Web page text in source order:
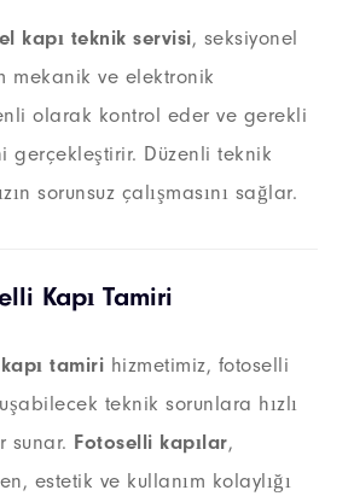
kapı teknik servisi, seksiyonel
mekanik ve elektronik
olarak kontrol eder ve gerekli
gerçekleştirir. Düzenli teknik
sorunsuz çalışmasını sağlar.
Kapı Tamiri
tamiri hizmetimiz, fotoselli
teknik sorunlara hızlı
sunar. Fotoselli kapılar,
estetik ve kullanım kolaylığı